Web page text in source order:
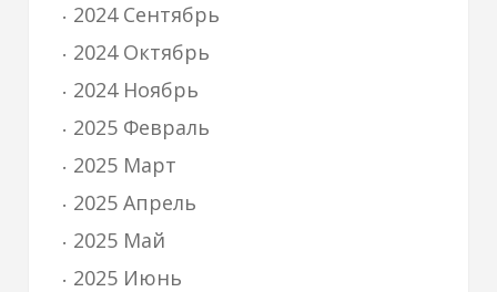
2024 Сентябрь
2024 Октябрь
2024 Ноябрь
2025 Февраль
2025 Март
2025 Апрель
2025 Май
2025 Июнь